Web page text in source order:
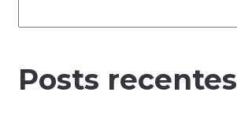
Posts recentes